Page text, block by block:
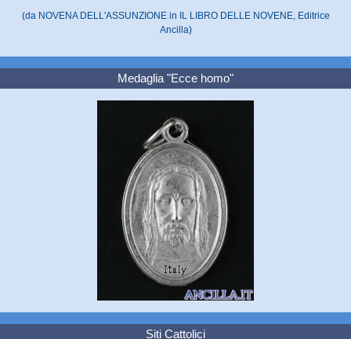
(da NOVENA DELL'ASSUNZIONE in IL LIBRO DELLE NOVENE, Editrice
Ancilla)
Medaglia "Ecce homo"
Siti Cattolici